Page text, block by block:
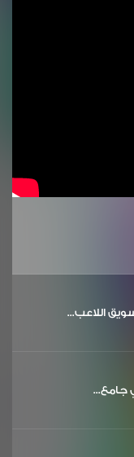
اللاعب...
جامع...